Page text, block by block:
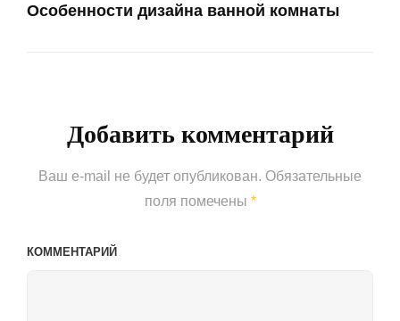
Особенности дизайна ванной комнаты
Добавить комментарий
Ваш e-mail не будет опубликован. Обязательные
поля помечены *
КОММЕНТАРИЙ